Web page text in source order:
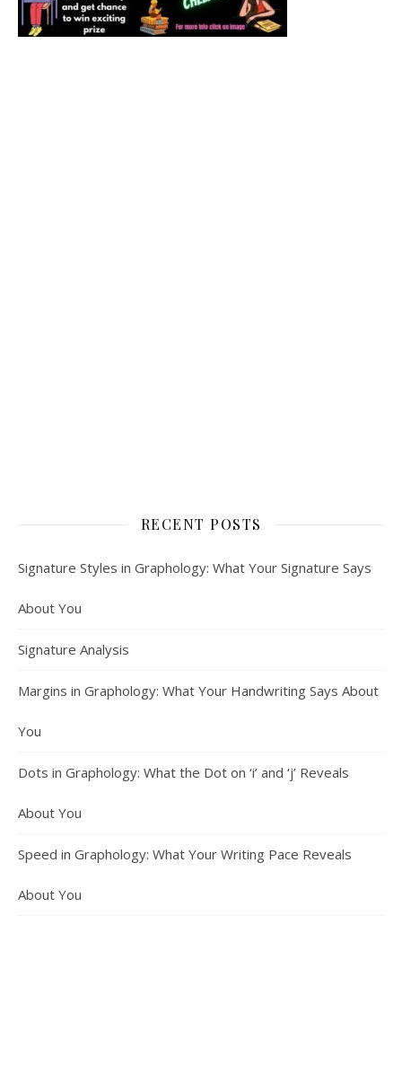
RECENT POSTS
Signature Styles in Graphology: What Your Signature Says
About You
Signature Analysis
Margins in Graphology: What Your Handwriting Says About
You
Dots in Graphology: What the Dot on ‘i’ and ‘j’ Reveals
About You
Speed in Graphology: What Your Writing Pace Reveals
About You